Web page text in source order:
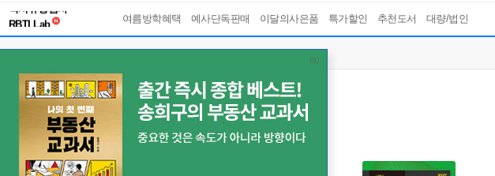
RBTI Lab
독서유형검사
여름방학혜택 예사단독판매 이달의사은품 특가할인 추천도서 대량/법인